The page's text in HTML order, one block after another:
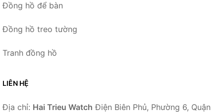
Đồng hồ để bàn
Đồng hồ treo tường
Tranh đồng hồ
LIÊN HỆ
Địa chỉ: Hai Trieu Watch Điện Biên Phủ, Phường 6, Quận